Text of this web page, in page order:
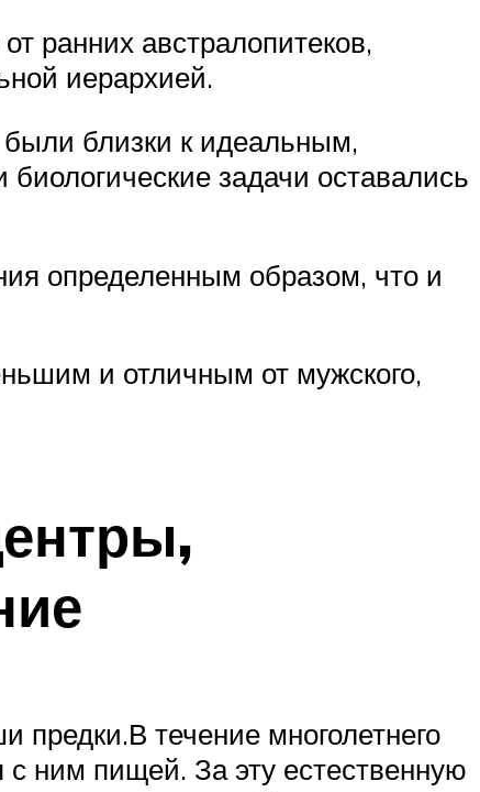
ранних австралопитеков,
иерархией.
были близки к идеальным,
задачи оставались
определенным образом, что и
и отличным от мужского,
течение многолетнего
ним пищей. За эту естественную